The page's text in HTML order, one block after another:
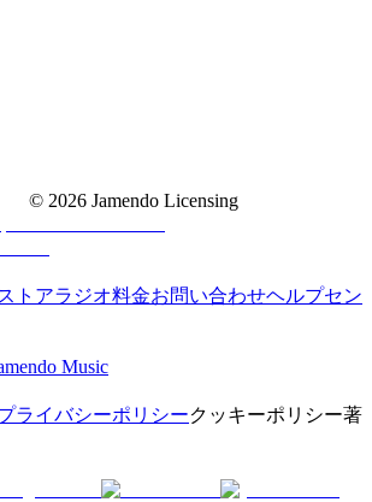
© 2026 Jamendo Licensing
トアラジオ料金お問い合わせヘルプセン
Music
ライバシーポリシークッキーポリシー著